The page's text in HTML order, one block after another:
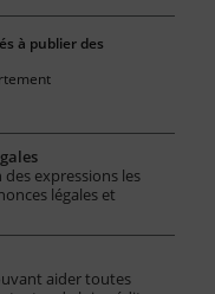
à publier des
expressions les
légales et
aider toutes